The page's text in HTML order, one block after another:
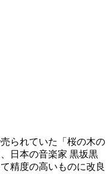
られていた「桜の木の
日本の音楽家 黒坂黒
精度の高いものに改良